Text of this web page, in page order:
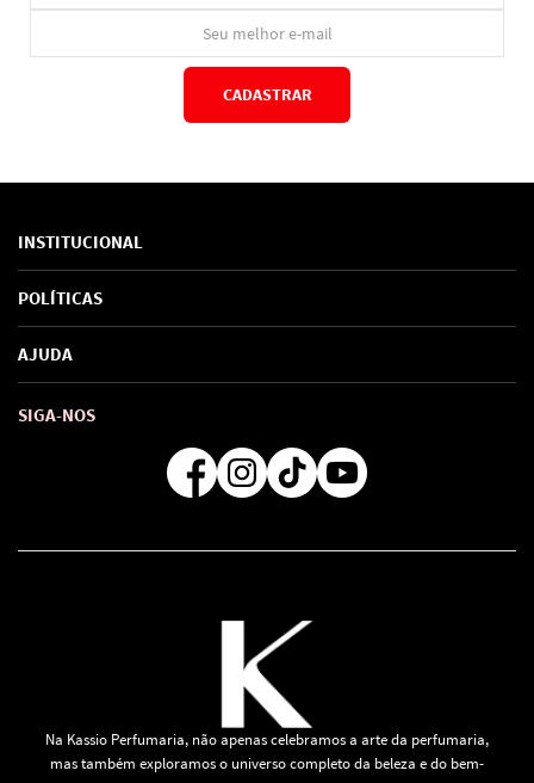
CADASTRAR
INSTITUCIONAL
Sobre Nós
Marcas
SAC de marcas
Como comprar
POLÍTICAS
Política de Privacidade
Troca e Devoluções
Formas de Pagamento
Regra de Frete Grátis
AJUDA
SIGA-NOS
Na Kassio Perfumaria, não apenas celebramos a arte da perfumaria,
mas também exploramos o universo completo da beleza e do bem-